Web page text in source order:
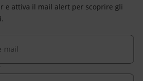
e attiva il mail alert per scoprire gli